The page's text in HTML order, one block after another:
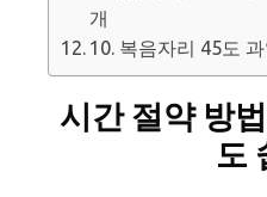
개
10. 복음자리 45도
시간 절약 방
도